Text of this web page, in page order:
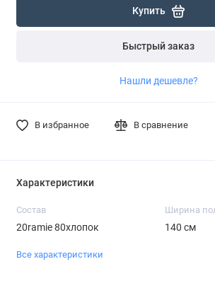
Купить
Быстрый заказ
Нашли дешевле?
В избранное В сравнение
Характеристики
Состав
20ramie 80хлопок
Ширина
140 см
Все характеристики